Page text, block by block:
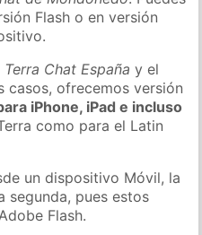
Flash o en versión
Terra Chat España y el
casos, ofrecemos versión
iPhone, iPad e incluso
como para el Latin
un dispositivo Móvil, la
segunda, pues estos
Flash.